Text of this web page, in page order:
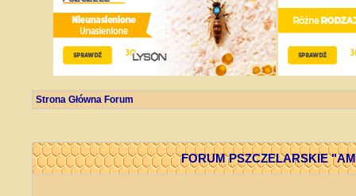
Strona Główna Forum
FORUM PSZCZELARSKIE